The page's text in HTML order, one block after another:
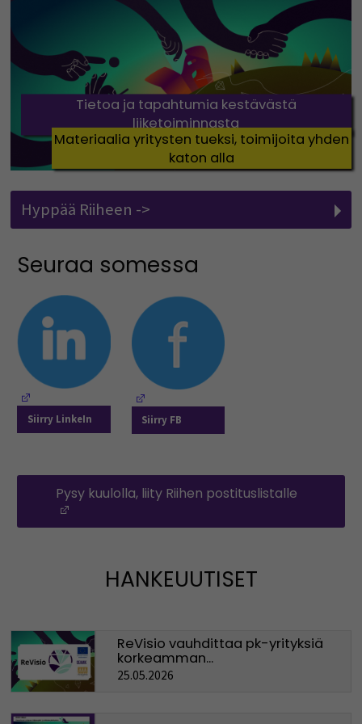
Tietoa ja tapahtumia kestävästä
liiketoiminnasta
Materiaalia yritysten tueksi, toimijoita yhden
katon alla
Hyppää Riiheen ->
Seuraa somessa
(Opens in a new window)
Siirry LinkeIn Siirry FB
Pysy kuulolla, liity Riihen postituslistalle
HANKEUUTISET
ReVisio vauhdittaa pk-yrityksiä
korkeamman...
25.05.2026